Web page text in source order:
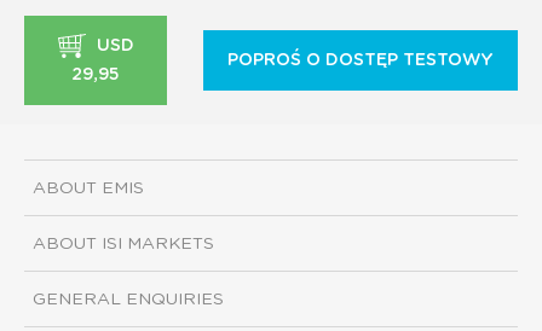
USD
29,95
POPROŚ O DOSTĘP TESTOWY
ABOUT EMIS
ABOUT ISI MARKETS
GENERAL ENQUIRIES